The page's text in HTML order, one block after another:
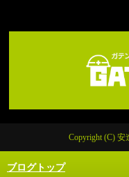
Copyright (C)
ブログトップ